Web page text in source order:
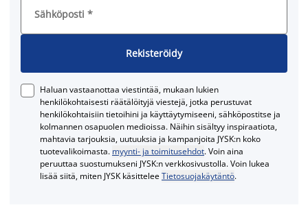
Sähköposti *
Rekisteröidy
Haluan vastaanottaa viestintää, mukaan lukien
henkilökohtaisesti räätälöityjä viestejä, jotka perustuvat
henkilökohtaisiin tietoihini ja käyttäytymiseeni, sähköpostitse ja
kolmannen osapuolen medioissa. Näihin sisältyy inspiraatiota,
mahtavia tarjouksia, uutuuksia ja kampanjoita JYSK:n koko
tuotevalikoimasta. myynti- ja toimitusehdot. Voin aina
peruuttaa suostumukseni JYSK:n verkkosivustolla. Voin lukea
lisää siitä, miten JYSK käsitteleeTietosuojakäytäntö.